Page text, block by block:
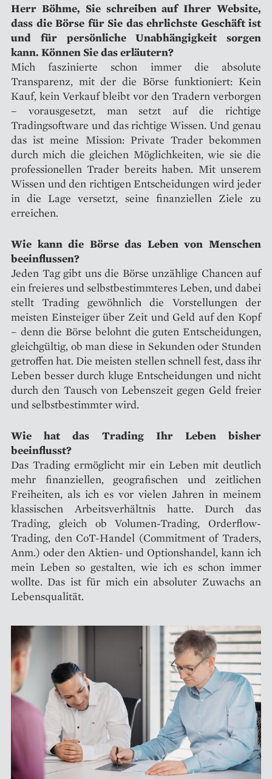
Herr Böhme, Sie schreiben auf Ihrer Website,
dass die Börse für Sie das ehrlichste Geschäft ist
und für persönliche Unabhängigkeit sorgen
kann. Können Sie das erläutern?
Mich faszinierte schon immer die absolute
Transparenz, mit der die Börse funktioniert: Kein
Kauf, kein Verkauf bleibt vor den Tradern verborgen
– vorausgesetzt, man setzt auf die richtige
Tradingsoftware und das richtige Wissen. Und genau
das ist meine Mission: Private Trader bekommen
durch mich die gleichen Möglichkeiten, wie sie die
professionellen Trader bereits haben. Mit unserem
Wissen und den richtigen Entscheidungen wird jeder
in die Lage versetzt, seine finanziellen Ziele zu
erreichen.
Wie kann die Börse das Leben von Menschen
beeinflussen?
Jeden Tag gibt uns die Börse unzählige Chancen auf
ein freieres und selbstbestimmteres Leben, und dabei
stellt Trading gewöhnlich die Vorstellungen der
meisten Einsteiger über Zeit und Geld auf den Kopf
– denn die Börse belohnt die guten Entscheidungen,
gleichgültig, ob man diese in Sekunden oder Stunden
getroffen hat. Die meisten stellen schnell fest, dass ihr
Leben besser durch kluge Entscheidungen und nicht
durch den Tausch von Lebenszeit gegen Geld freier
und selbstbestimmter wird.
Wie hat das Trading Ihr Leben bisher
beeinflusst?
Das Trading ermöglicht mir ein Leben mit deutlich
mehr finanziellen, geografischen und zeitlichen
Freiheiten, als ich es vor vielen Jahren in meinem
klassischen Arbeitsverhältnis hatte. Durch das
Trading, gleich ob Volumen-Trading, Orderflow-
Trading, den CoT-Handel (Commitment of Traders,
Anm.) oder den Aktien- und Optionshandel, kann ich
mein Leben so gestalten, wie ich es schon immer
wollte. Das ist für mich ein absoluter Zuwachs an
Lebensqualität.